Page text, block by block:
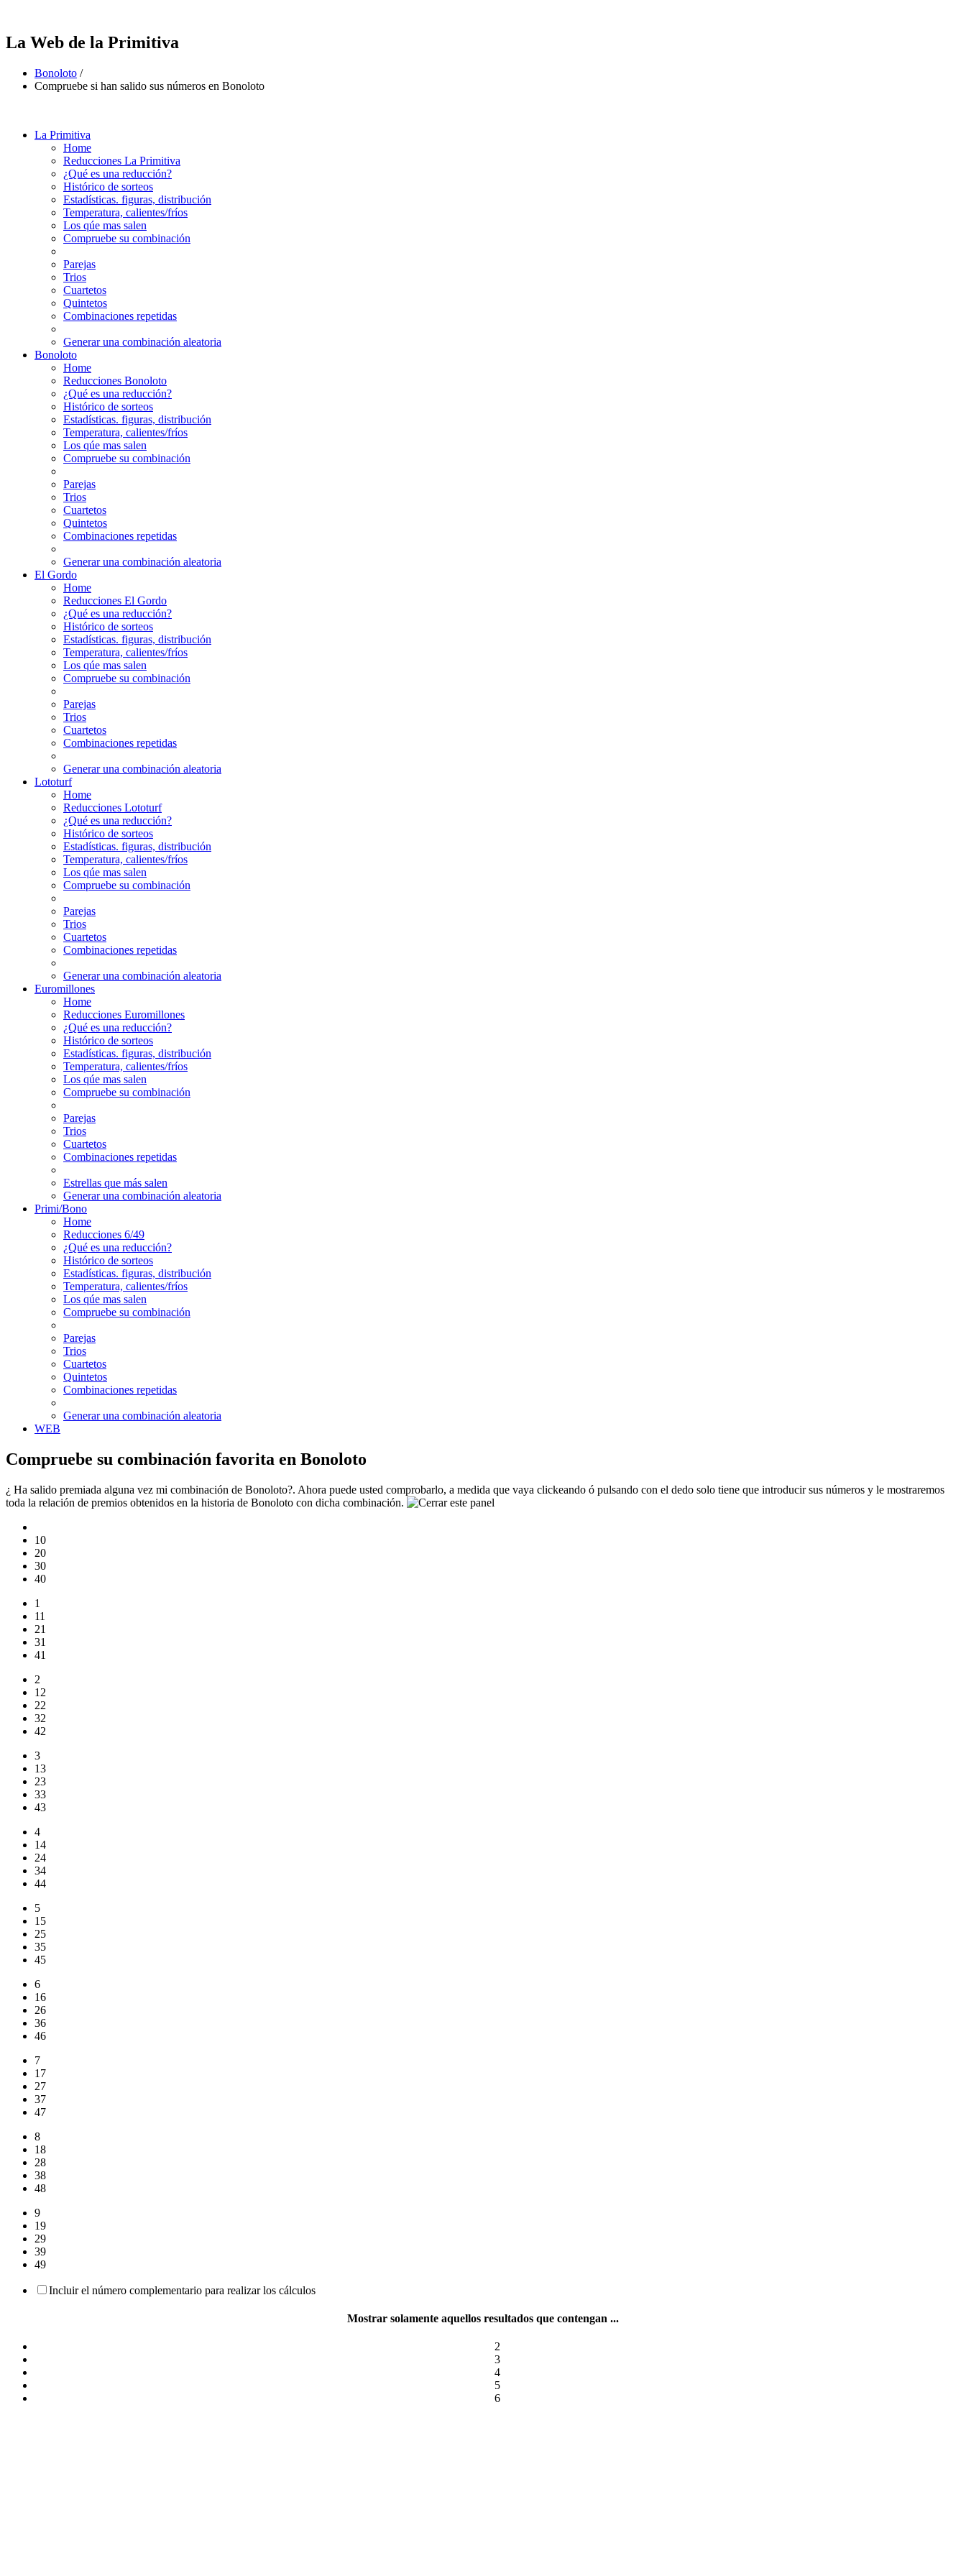
La Web de la Primitiva
Bonoloto /
Compruebe si han salido sus números en Bonoloto
La Primitiva
Home
Reducciones La Primitiva
¿Qué es una reducción?
Histórico de sorteos
Estadísticas. figuras, distribución
Temperatura, calientes/fríos
Los qúe mas salen
Compruebe su combinación
Parejas
Trios
Cuartetos
Quintetos
Combinaciones repetidas
Generar una combinación aleatoria
Bonoloto
Home
Reducciones Bonoloto
¿Qué es una reducción?
Histórico de sorteos
Estadísticas. figuras, distribución
Temperatura, calientes/fríos
Los qúe mas salen
Compruebe su combinación
Parejas
Trios
Cuartetos
Quintetos
Combinaciones repetidas
Generar una combinación aleatoria
El Gordo
Home
Reducciones El Gordo
¿Qué es una reducción?
Histórico de sorteos
Estadísticas. figuras, distribución
Temperatura, calientes/fríos
Los qúe mas salen
Compruebe su combinación
Parejas
Trios
Cuartetos
Combinaciones repetidas
Generar una combinación aleatoria
Lototurf
Home
Reducciones Lototurf
¿Qué es una reducción?
Histórico de sorteos
Estadísticas. figuras, distribución
Temperatura, calientes/fríos
Los qúe mas salen
Compruebe su combinación
Parejas
Trios
Cuartetos
Combinaciones repetidas
Generar una combinación aleatoria
Euromillones
Home
Reducciones Euromillones
¿Qué es una reducción?
Histórico de sorteos
Estadísticas. figuras, distribución
Temperatura, calientes/fríos
Los qúe mas salen
Compruebe su combinación
Parejas
Trios
Cuartetos
Combinaciones repetidas
Estrellas que más salen
Generar una combinación aleatoria
Primi/Bono
Home
Reducciones 6/49
¿Qué es una reducción?
Histórico de sorteos
Estadísticas. figuras, distribución
Temperatura, calientes/fríos
Los qúe mas salen
Compruebe su combinación
Parejas
Trios
Cuartetos
Quintetos
Combinaciones repetidas
Generar una combinación aleatoria
WEB
Compruebe su combinación favorita en Bonoloto
¿ Ha salido premiada alguna vez mi combinación de Bonoloto?. Ahora puede usted comprobarlo, a medida que vaya clickeando ó pulsando con el dedo solo tiene que introducir sus números y le mostraremos
toda la relación de premios obtenidos en la historia de Bonoloto con dicha combinación.
10
20
30
40
1
11
21
31
41
2
12
22
32
42
3
13
23
33
43
4
14
24
34
44
5
15
25
35
45
6
16
26
36
46
7
17
27
37
47
8
18
28
38
48
9
19
29
39
49
Incluir el número complementario para realizar los cálculos
Mostrar solamente aquellos resultados que contengan ...
2
3
4
5
6